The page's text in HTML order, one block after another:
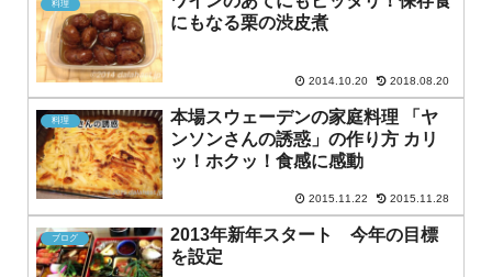
料理
にもなる栗の渋皮煮
2014.10.20 2018.08.20
料理
本場スウェーデンの家庭料理 「ヤ
ンソンさんの誘惑」の作り方 カリ
ッ！ホクッ！食感に感動
2015.11.22 2015.11.28
ブログ
2013年新年スタート 今年の目標
を設定